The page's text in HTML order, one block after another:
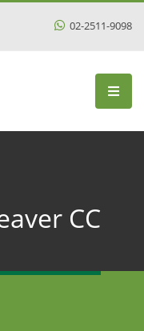
02-2511-9098
CC